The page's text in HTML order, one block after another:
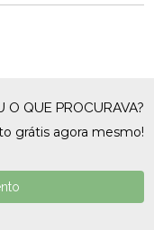
O QUE PROCURAVA?
grátis agora mesmo!